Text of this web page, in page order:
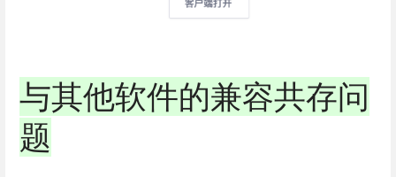
与其他软件的兼容共存问
题